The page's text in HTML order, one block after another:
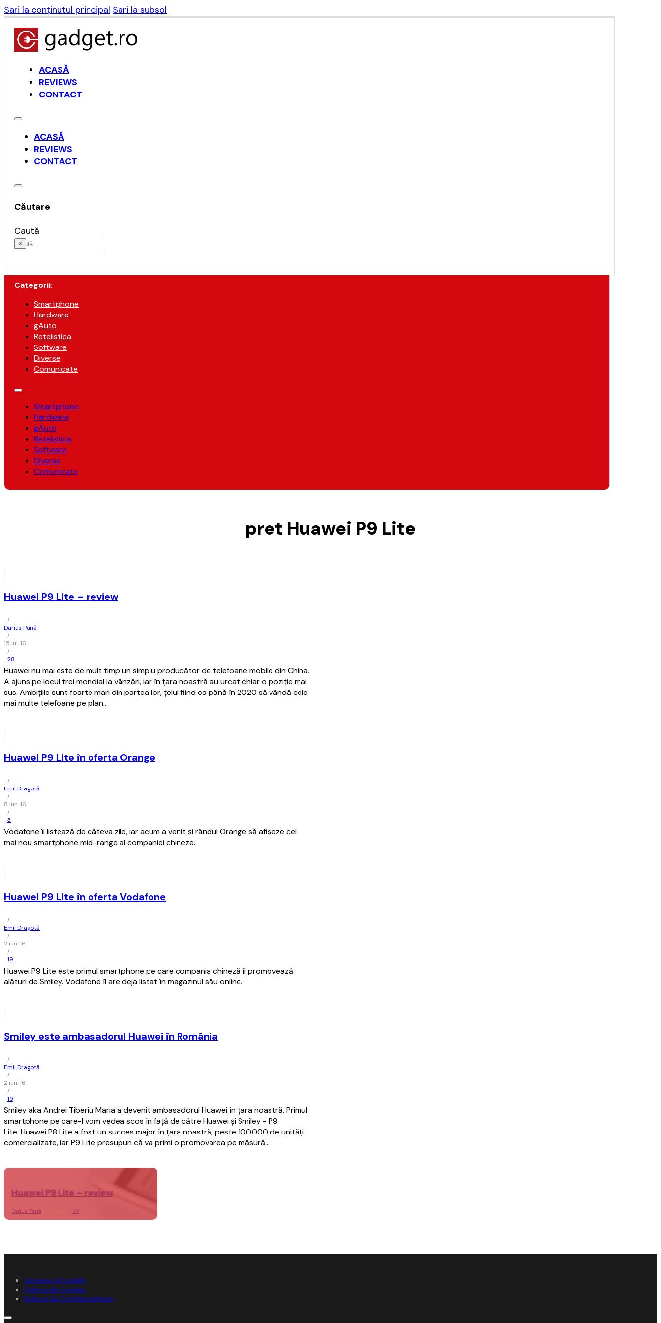
Sari la conținutul principal Sari la subsol
ACASĂ
REVIEWS
CONTACT
ACASĂ
REVIEWS
CONTACT
Căutare
Caută
×
Categorii:
Smartphone
Hardware
gAuto
Retelistica
Software
Diverse
Comunicate
Smartphone
Hardware
gAuto
Retelistica
Software
Diverse
Comunicate
pret Huawei P9 Lite
Huawei P9 Lite – review
/
Darius Pană
/
15 iul. 16
/
28
Huawei nu mai este de mult timp un simplu producător de telefoane mobile din China.
A ajuns pe locul trei mondial la vânzări, iar în țara noastră au urcat chiar o poziție mai
sus. Ambițiile sunt foarte mari din partea lor, țelul fiind ca până în 2020 să vândă cele
mai multe telefoane pe plan…
Huawei P9 Lite în oferta Orange
/
Emil Dragotă
/
8 iun. 16
/
3
Vodafone îl listează de câteva zile, iar acum a venit și rândul Orange să afișeze cel
mai nou smartphone mid-range al companiei chineze.
Huawei P9 Lite în oferta Vodafone
/
Emil Dragotă
/
2 iun. 16
/
19
Huawei P9 Lite este primul smartphone pe care compania chineză îl promovează
alături de Smiley. Vodafone îl are deja listat în magazinul său online.
Smiley este ambasadorul Huawei în România
/
Emil Dragotă
/
2 iun. 16
/
19
Smiley aka Andrei Tiberiu Maria a devenit ambasadorul Huawei în țara noastră. Primul
smartphone pe care-l vom vedea scos în față de către Huawei și Smiley - P9
Lite. Huawei P8 Lite a fost un succes major în țara noastră, peste 100.000 de unități
comercializate, iar P9 Lite presupun că va primi o promovarea pe măsură…
Huawei P9 Lite – review
Darius Pană 28
Termene și Condiții
Politica de Cookies
Politica de Confidențialitate